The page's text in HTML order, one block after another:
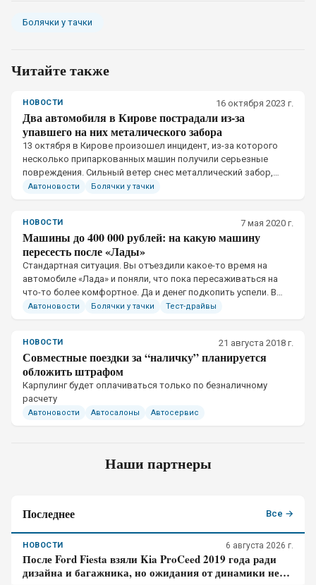
Болячки у тачки
Читайте также
НОВОСТИ 16 октября 2023 г.
Два автомобиля в Кирове пострадали из-за
упавшего на них металического забора
13 октября в Кирове произошел инцидент, из-за которого
несколько припаркованных машин получили серьезные
повреждения. Сильный ветер снес металлический забор,
отчего тот упал на автомобили.
Автоновости Болячки у тачки
НОВОСТИ 7 мая 2020 г.
Машины до 400 000 рублей: на какую машину
пересесть после «Лады»
​Стандартная ситуация. Вы отъездили какое-то время на
автомобиле «Лада» и поняли, что пока пересаживаться на
что-то более комфортное. Да и денег подкопить успели. В
этом материале мы разберем возможные варианты покупки
Автоновости Болячки у тачки Тест-драйвы
НОВОСТИ 21 августа 2018 г.
Совместные поездки за “наличку” планируется
обложить штрафом
​Карпулинг будет оплачиваться только по безналичному
расчету
Автоновости Автосалоны Автосервис
Наши партнеры
Последнее Все →
НОВОСТИ 6 августа 2026 г.
После Ford Fiesta взяли Kia ProCeed 2019 года ради
дизайна и багажника, но ожидания от динамики не